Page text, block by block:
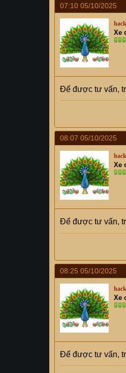
07:10 05/10/2025
Xe
Để được tư vấn,
08:07 05/10/2025
Xe
Để được tư vấn,
08:25 05/10/2025
Xe
Để được tư vấn,